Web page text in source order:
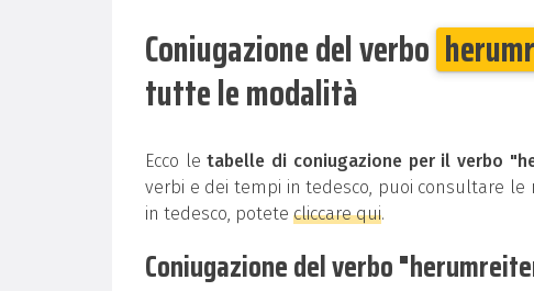
Coniugazione del verbo
tutte le modalità
Ecco letabelle di coniugazione per il verbo
verbi e dei tempi in tedesco, puoi consultare
in tedesco, potete cliccare qui.
Coniugazione del verbo